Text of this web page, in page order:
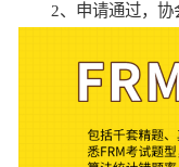
2、申请通过，协